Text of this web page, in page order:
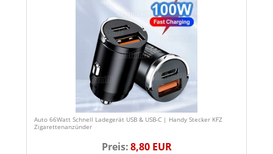
Auto 66Watt Schnell Ladegerät USB & USB-C | Handy Stecker KFZ
Zigarettenanzünder
Preis:8,80 EUR